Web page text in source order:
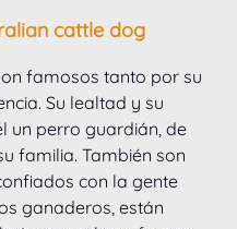
cattle dog
famosos tanto por su
Su lealtad y su
un perro guardián, de
familia. También son
con la gente
ganaderos, están